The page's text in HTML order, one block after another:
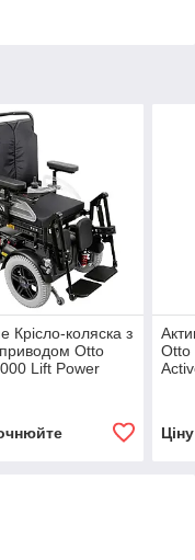
Крісло-коляска з
Otto
Lift Power
Otto